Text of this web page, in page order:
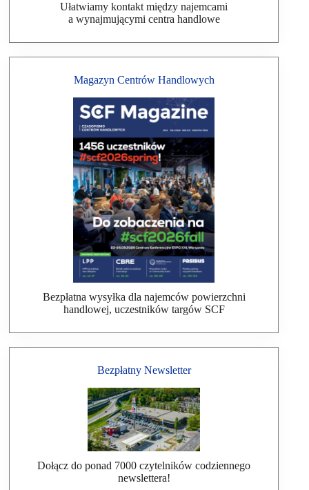
Ułatwiamy kontakt między najemcami
a wynajmującymi centra handlowe
Magazyn Centrów Handlowych
Bezpłatna wysyłka dla najemców powierzchni
handlowej, uczestników targów SCF
Bezpłatny Newsletter
Dołącz do ponad 7000 czytelników codziennego
newslettera!